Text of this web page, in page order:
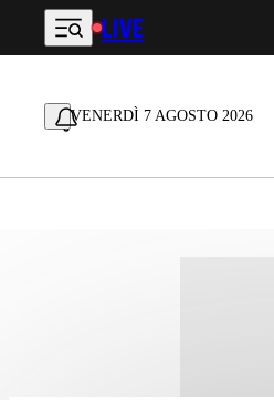
Vai al contenuto principale
LIVE
VENERDÌ 7 AGOSTO 2026